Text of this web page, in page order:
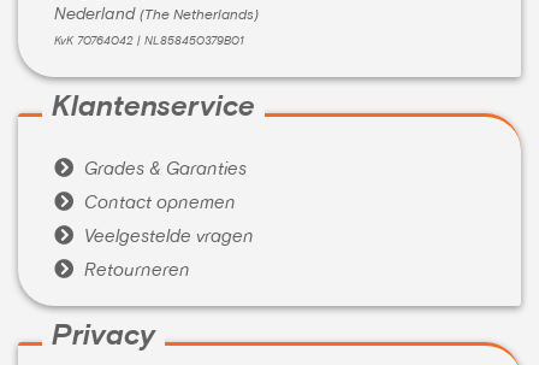
Nederland (The Netherlands)
KvK 70764042 | NL858450379B01
Klantenservice
 Grades & Garanties
 Contact opnemen
 Veelgestelde vragen
 Retourneren
Privacy